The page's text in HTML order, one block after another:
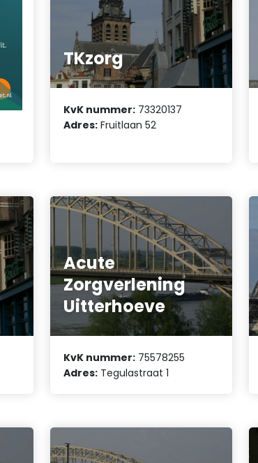
TKzorg
KvK nummer: 73320137
Adres: Fruitlaan 52
Acute
Zorgverlening
Uitterhoeve
KvK nummer: 75578255
Adres: Tegulastraat 1